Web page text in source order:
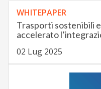
WHITEPAPER
Trasporti sostenibili
accelerato
02 Lug 2025